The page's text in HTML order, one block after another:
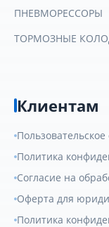
ПНЕВМОРЕССОРЫ
ТОРМОЗНЫЕ
Клиентам
Политика
Согласие на
Оферта для
Политика